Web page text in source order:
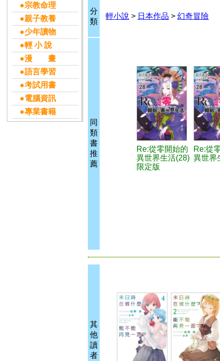
●宗教命理
●親子教養
●少年讀物
●輕 小 說
●漫 畫
●語言學習
●考試用書
●電腦資訊
●專業書籍
分
類
輕小說 > 日本作品 > 幻奇冒險
同
類
書
推
薦
Re:從零開始的
異世界生活(28)
限定版
Re:從
異世界
其
他
讀
者